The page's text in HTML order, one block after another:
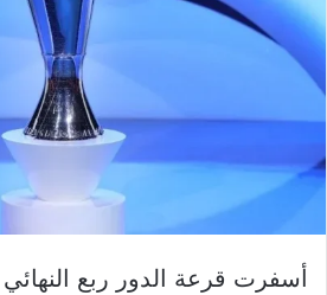
أسفرت قرعة الدور ربع